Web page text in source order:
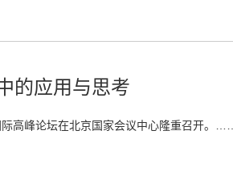
的应用与思考
际高峰论坛在北京国家会议中心隆重召开。……